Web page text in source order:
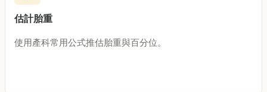
估計胎重
使用產科常用公式推估胎重與百分位。